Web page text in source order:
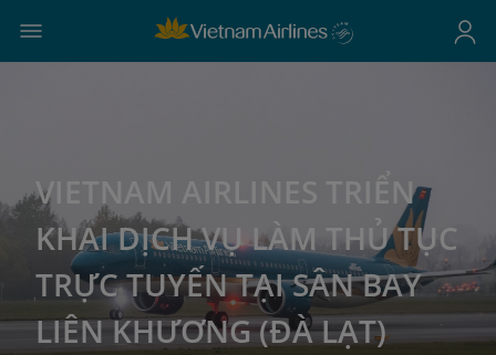
VIETNAM AIRLINES TRIỂN
KHAI DỊCH VỤ LÀM THỦ TỤC
TRỰC TUYẾN TẠI SÂN BAY
LIÊN KHƯƠNG (ĐÀ LẠT)